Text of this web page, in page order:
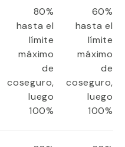
80%
hasta el
límite
máximo
de
coseguro,
luego
100%
60%
hasta el
límite
máximo
de
coseguro,
luego
100%